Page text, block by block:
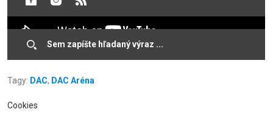
Tagy: DAC, DAC Aréna
Cookies